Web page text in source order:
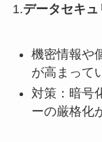
1.データセキ
機密情報や
が高まって
対策：暗号
ーの厳格化